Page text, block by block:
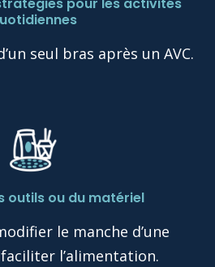
seul bras après un AVC.
outils ou du matériel
le manche d’une
l’alimentation.